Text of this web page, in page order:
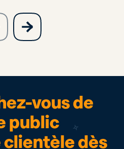
next
slide
vous de
public
dès